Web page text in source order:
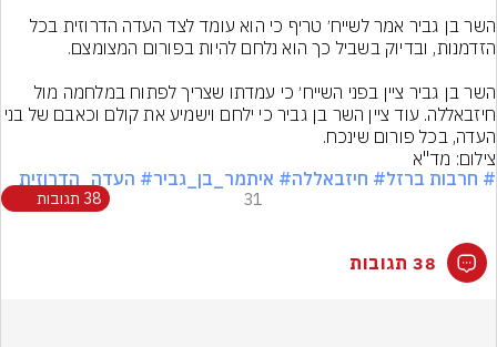
העדה, בכל פורום שינכח.
צילום: מד"א
# חרבות ברזל# חיזבאללה# איתמר_בן_גביר# העדה_הדרוזית
31 38 תגובות
38 תגובות